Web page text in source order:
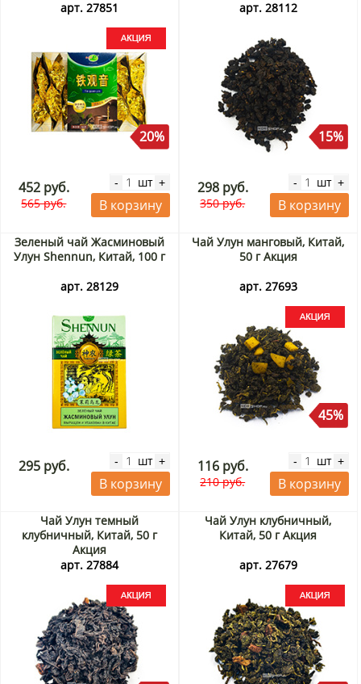
арт. 27851
20%
452 руб.
565 руб.
- шт +
В корзину
арт. 28112
15%
298 руб.
350 руб.
- шт +
В корзину
Зеленый чай Жасминовый
Улун Shennun, Китай, 100 г
арт. 28129
295 руб. - шт +
В корзину
Чай Улун манговый, Китай,
50 г Акция
арт. 27693
45%
116 руб.
210 руб.
- шт +
В корзину
Чай Улун темный
клубничный, Китай, 50 г
Акция
арт. 27884
Чай Улун клубничный,
Китай, 50 г Акция
арт. 27679